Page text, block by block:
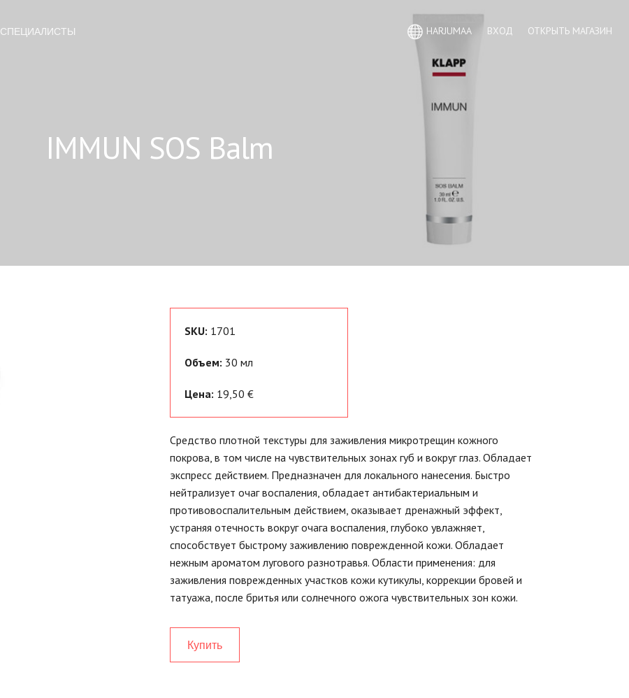
СПЕЦИАЛИСТЫ HARJUMAA ВХОД ОТКРЫТЬ МАГАЗИН
IMMUN SOS Balm
SKU: 1701
Объем: 30 мл
Цена: 19,50 €
Средство плотной текстуры для заживления микротрещин кожного
покрова, в том числе на чувствительных зонах губ и вокруг глаз. Обладает
экспресс действием. Предназначен для локального нанесения. Быстро
нейтрализует очаг воспаления, обладает антибактериальным и
противовоспалительным действием, оказывает дренажный эффект,
устраняя отечность вокруг очага воспаления, глубоко увлажняет,
способствует быстрому заживлению поврежденной кожи. Обладает
нежным ароматом лугового разнотравья. Области применения: для
заживления поврежденных участков кожи кутикулы, коррекции бровей и
татуажа, после бритья или солнечного ожога чувствительных зон кожи.
Купить